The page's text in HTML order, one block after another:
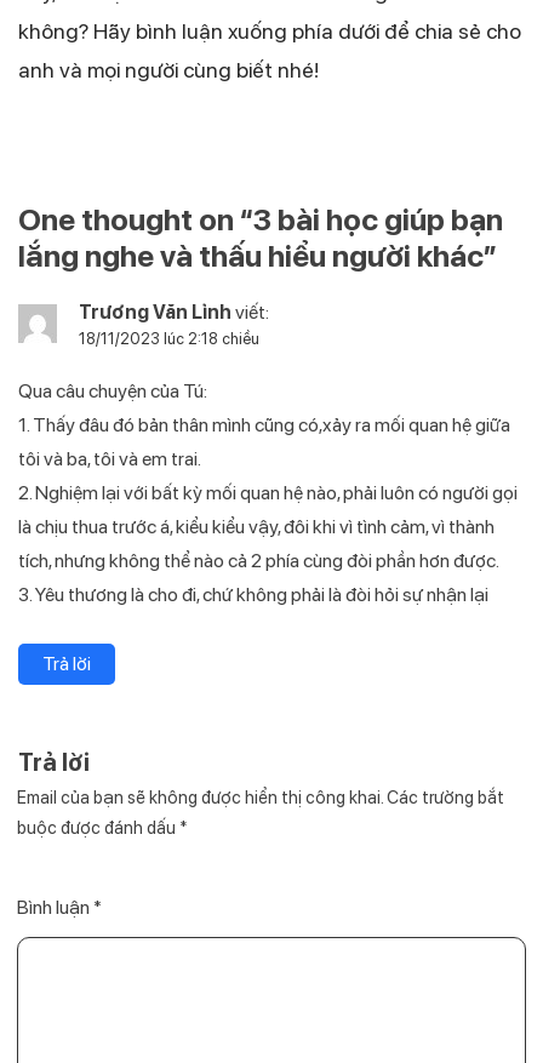
không? Hãy bình luận xuống phía dưới để chia sẻ cho
anh và mọi người cùng biết nhé!
One thought on “3 bài học giúp bạn
lắng nghe và thấu hiểu người khác”
Trương Văn Lỉnh viết:
18/11/2023 lúc 2:18 chiều
Qua câu chuyện của Tú:
1. Thấy đâu đó bản thân mình cũng có,xảy ra mối quan hệ giữa
tôi và ba, tôi và em trai.
2. Nghiệm lại với bất kỳ mối quan hệ nào, phải luôn có người gọi
là chịu thua trước á, kiểu kiểu vậy, đôi khi vì tình cảm, vì thành
tích, nhưng không thể nào cả 2 phía cùng đòi phần hơn được.
3. Yêu thương là cho đi, chứ không phải là đòi hỏi sự nhận lại
Trả lời
Trả lời
Email của bạn sẽ không được hiển thị công khai. Các trường bắt
buộc được đánh dấu *
Bình luận *